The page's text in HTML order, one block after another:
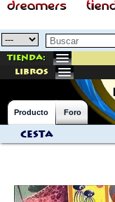
Tienda:
libros
Producto Foro
Cesta